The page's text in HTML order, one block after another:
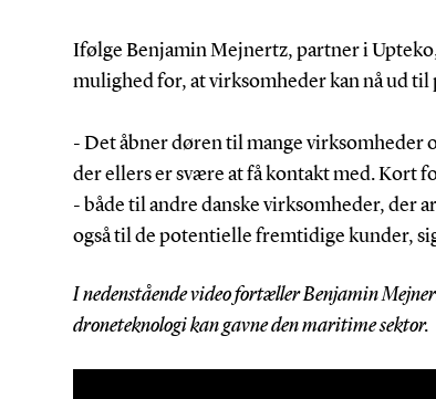
Ifølge Benjamin Mejnertz, partner i Upteko,
mulighed for, at virksomheder kan nå ud
- Det åbner døren til mange virksomheder
der ellers er svære at få kontakt med. Kort
- både til andre danske virksomheder, der
også til de potentielle fremtidige kunder,
I nedenstående video fortæller Benjamin
droneteknologi kan gavne den maritime sektor.